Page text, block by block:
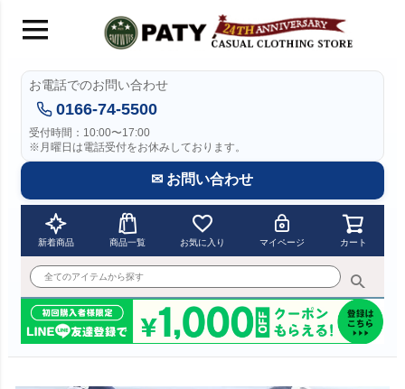
お電話でのお問い合わせ
0166-74-5500
受付時間：10:00〜17:00
※月曜日は電話受付をお休みしております。
✉ お問い合わせ
新着商品 商品一覧 お気に入り マイページ カート